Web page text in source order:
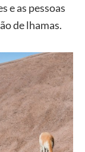
e as pessoas
de lhamas.